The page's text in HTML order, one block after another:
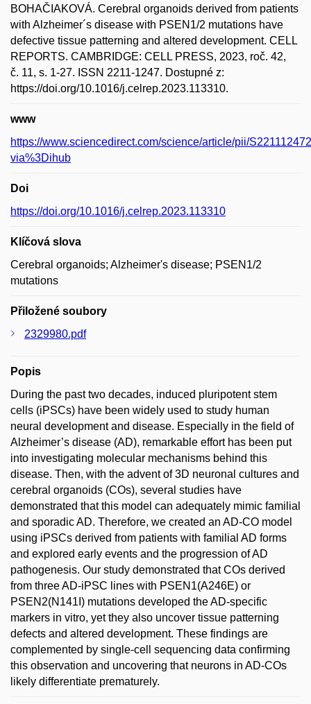
BOHAČIAKOVÁ. Cerebral organoids derived from patients
with Alzheimer´s disease with PSEN1/2 mutations have
defective tissue patterning and altered development. CELL
REPORTS. CAMBRIDGE: CELL PRESS, 2023, roč. 42,
č. 11, s. 1-27. ISSN 2211-1247. Dostupné z:
https://doi.org/10.1016/j.celrep.2023.113310.
www
https://www.sciencedirect.com/science/article/pii/
via%3Dihub
Doi
https://doi.org/10.1016/j.celrep.2023.113310
Klíčová slova
Cerebral organoids; Alzheimer's disease; PSEN1/2
mutations
Přiložené soubory
2329980.pdf
Popis
During the past two decades, induced pluripotent stem
cells (iPSCs) have been widely used to study human
neural development and disease. Especially in the field of
Alzheimer’s disease (AD), remarkable effort has been put
into investigating molecular mechanisms behind this
disease. Then, with the advent of 3D neuronal cultures and
cerebral organoids (COs), several studies have
demonstrated that this model can adequately mimic familial
and sporadic AD. Therefore, we created an AD-CO model
using iPSCs derived from patients with familial AD forms
and explored early events and the progression of AD
pathogenesis. Our study demonstrated that COs derived
from three AD-iPSC lines with PSEN1(A246E) or
PSEN2(N141I) mutations developed the AD-specific
markers in vitro, yet they also uncover tissue patterning
defects and altered development. These findings are
complemented by single-cell sequencing data confirming
this observation and uncovering that neurons in AD-COs
likely differentiate prematurely.